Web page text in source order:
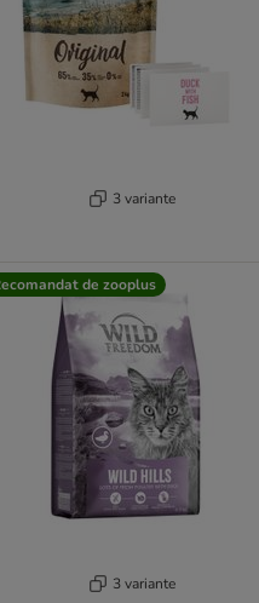
3 variante
de zooplus
3 variante